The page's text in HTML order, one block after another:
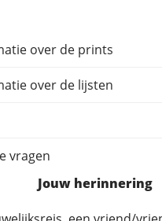
over de prints
over de lijsten
vragen
Jouw herinnering